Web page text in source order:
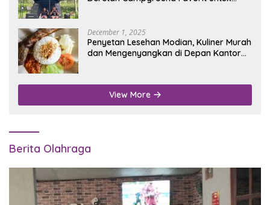
December 1, 2025
Penyetan Lesehan Modian, Kuliner Murah
dan Mengenyangkan di Depan Kantor
View More
Berita Olahraga